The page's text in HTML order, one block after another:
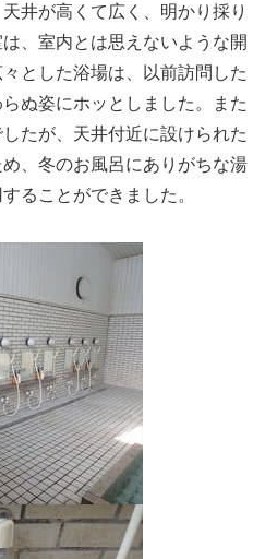
井が高くて広く、明かり採り
、室内とは思えないような開
とした浴場は、以前訪問した
ぬ姿にホッとしました。また
たが、天井付近に設けられた
、冬のお風呂にありがちな湯
ることができました。